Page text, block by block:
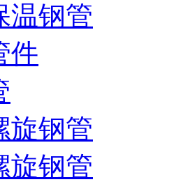
温钢管
件
旋钢管
旋钢管